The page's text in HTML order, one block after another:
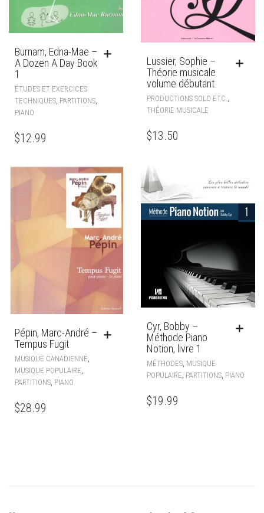
Burnam, Edna-Mae –
A Dozen A Day Book
1
ÉTUDES ET EXERCICES
TECHNIQUES PARTITIONS
PIANO
$12.99
Lussier, Sophie –
Théorie musicale
volume débutant
PRODUCTIONS SOLO ETC.,
THÉORIE MUSICALE
$13.50
Pépin, Marc-André –
Tempus Fugit
MUSIQUE CANADIENNE
MUSIQUE POPULAIRE
PARTITIONS PIANO
$28.99
Cyr, Bobby –
Méthode Piano
Notion, livre 1
MÉTHODES MUSIQUE
POPULAIRE PARTITIONS PIANO
$19.99